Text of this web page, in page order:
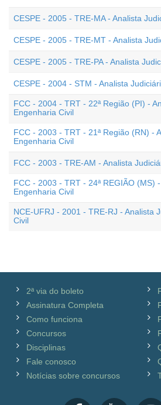
CESPE - 2005 - TRE-MA - Analista
CESPE - 2005 - TRE-MT - Analista
CESPE - 2005 - TRE-PA - Analista
CESPE - 2004 - STM - Analista
FCC - 2004 - TRT - 22ª Região (PI) -
Engenharia Civil
FCC - 2003 - TRT - 21ª Região (RN) -
Engenharia Civil
FCC - 2003 - TRE-AM - Analista
FCC - 2003 - TRT - 24ª REGIÃO (MS)
Engenharia Civil
NCE-UFRJ - 2001 - TRE-RJ - Analista
Civil
2ª via do boleto
Assinatura Completa
Como funciona
Concursos
Disciplinas
Fale conosco
Notícias sobre concursos